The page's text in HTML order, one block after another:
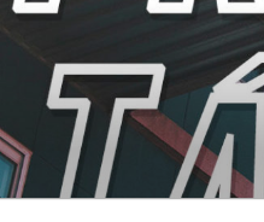
Tartalomhoz